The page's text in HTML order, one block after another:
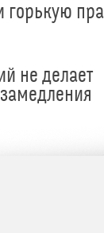
горькую
не делает